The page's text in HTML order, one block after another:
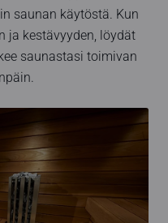
saunan käytöstä. Kun
ja kestävyyden, löydät
saunastasi toimivan